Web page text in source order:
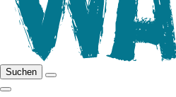
Suchen